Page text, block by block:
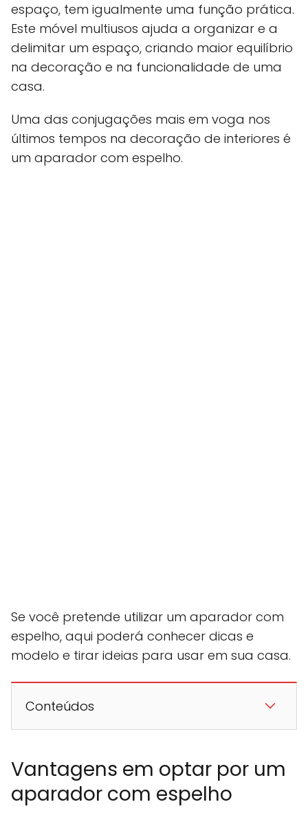
espaço, tem igualmente uma função prática.
Este móvel multiusos ajuda a organizar e a
delimitar um espaço, criando maior equilíbrio
na decoração e na funcionalidade de uma
casa.
Uma das conjugações mais em voga nos
últimos tempos na decoração de interiores é
um aparador com espelho.
Se você pretende utilizar um aparador com
espelho, aqui poderá conhecer dicas e
modelo e tirar ideias para usar em sua casa.
Conteúdos
Vantagens em optar por um
aparador com espelho